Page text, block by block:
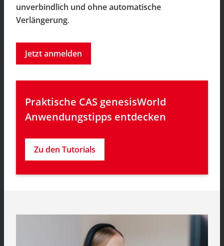
unverbindlich und ohne automatische
Verlängerung.
Jetzt anmelden
Praktische CAS genesisWorld
Anwendungstipps entdecken
Zu den Tutorials